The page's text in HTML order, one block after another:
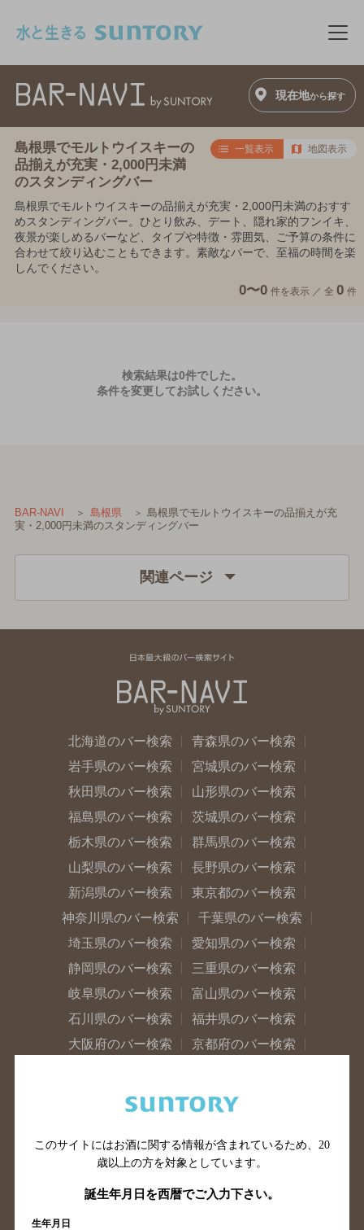
メ
現在地から探す
島根県でモルトウイスキーの
品揃えが充実・2,000円未満
のスタンディングバー
一覧表示 地図表示
島根県でモルトウイスキーの品揃えが充実・2,000円未満のおすす
めスタンディングバー。ひとり飲み、デート、隠れ家的フンイキ、
夜景が楽しめるバーなど、タイプや特徴・雰囲気、ご予算の条件に
合わせて絞り込むこともできます。素敵なバーで、至福の時間を楽
しんでください。
0〜0 件を表示 ／ 全 0 件
検索結果は0件でした。
条件を変更してお試しください。
BAR-NAVI 島根県
島根県でモルトウイスキーの品揃えが充
実・2,000円未満のスタンディングバー
関連ページ
北海道のバー検索
青森県のバー検索
岩手県のバー検索
宮城県のバー検索
秋田県のバー検索
山形県のバー検索
福島県のバー検索
茨城県のバー検索
栃木県のバー検索
群馬県のバー検索
山梨県のバー検索
長野県のバー検索
新潟県のバー検索
東京都のバー検索
神奈川県のバー検索
千葉県のバー検索
埼玉県のバー検索
愛知県のバー検索
静岡県のバー検索
三重県のバー検索
岐阜県のバー検索
富山県のバー検索
石川県のバー検索
福井県のバー検索
大阪府のバー検索
京都府のバー検索
滋賀県のバー検索
和歌山県のバー検索
山口県のバー検索
鳥取県のバー検索
島根県のバー検索
徳島県のバー検索
香川県のバー検索
愛媛県のバー検索
高知県のバー検索
このサイトにはお酒に関する情報が含まれているため、 20
歳以上の方を対象としています。
誕生年月日を西暦でご入力下さい。
生年月日